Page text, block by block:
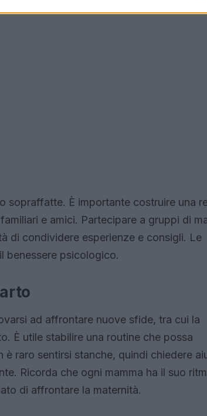
sopraffatte. È importante costruire una
e amici. Partecipare a gruppi di
di condividere esperienze e consigli. Le
benessere psicologico.
ad affrontare nuove sfide, tra cui la
È utile stabilire una routine che possa
raro sentirsi stanche, quindi chiedere
Ricorda che ogni mamma ha il suo
di affrontare la maternità.